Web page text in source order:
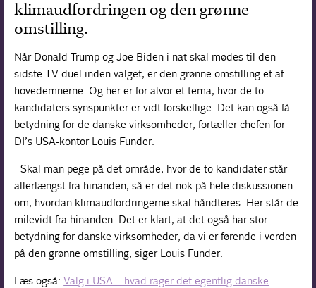
klimaudfordringen og den grønne
omstilling.
Når Donald Trump og Joe Biden i nat skal mødes til den
sidste TV-duel inden valget, er den grønne omstilling et af
hovedemnerne. Og her er for alvor et tema, hvor de to
kandidaters synspunkter er vidt forskellige. Det kan også få
betydning for de danske virksomheder, fortæller chefen for
DI’s USA-kontor Louis Funder.
- Skal man pege på det område, hvor de to kandidater står
allerlængst fra hinanden, så er det nok på hele diskussionen
om, hvordan klimaudfordringerne skal håndteres. Her står de
milevidt fra hinanden. Det er klart, at det også har stor
betydning for danske virksomheder, da vi er førende i verden
på den grønne omstilling, siger Louis Funder.
Læs også:Valg i USA – hvad rager det egentlig danske